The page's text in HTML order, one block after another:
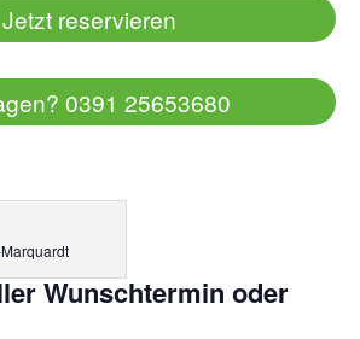
Jetzt reservieren
0391 25653680
Wunschtermin oder